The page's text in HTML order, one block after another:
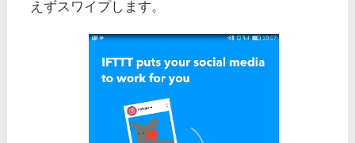
えずスワイプします。